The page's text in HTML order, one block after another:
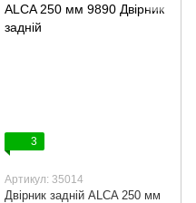
3
Артикул: 35014
Двірник задній ALCA 250 мм